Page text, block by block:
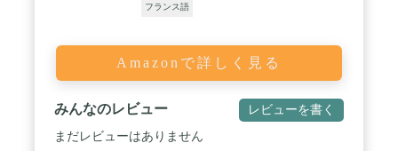
フランス語
Amazonで詳しく見る
みんなのレビュー レビューを書く
まだレビューはありません